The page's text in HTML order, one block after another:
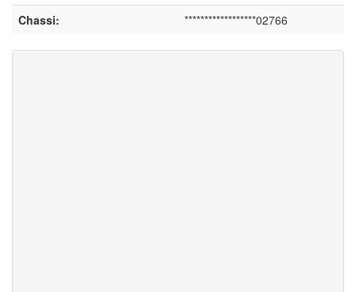
Chassi:
******************02766